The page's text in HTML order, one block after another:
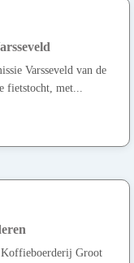
Varsseveld van de
fietstocht, met...
Groot